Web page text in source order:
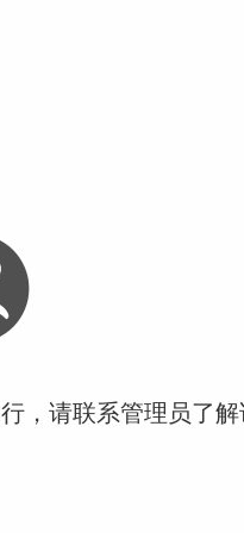
，请联系管理员了